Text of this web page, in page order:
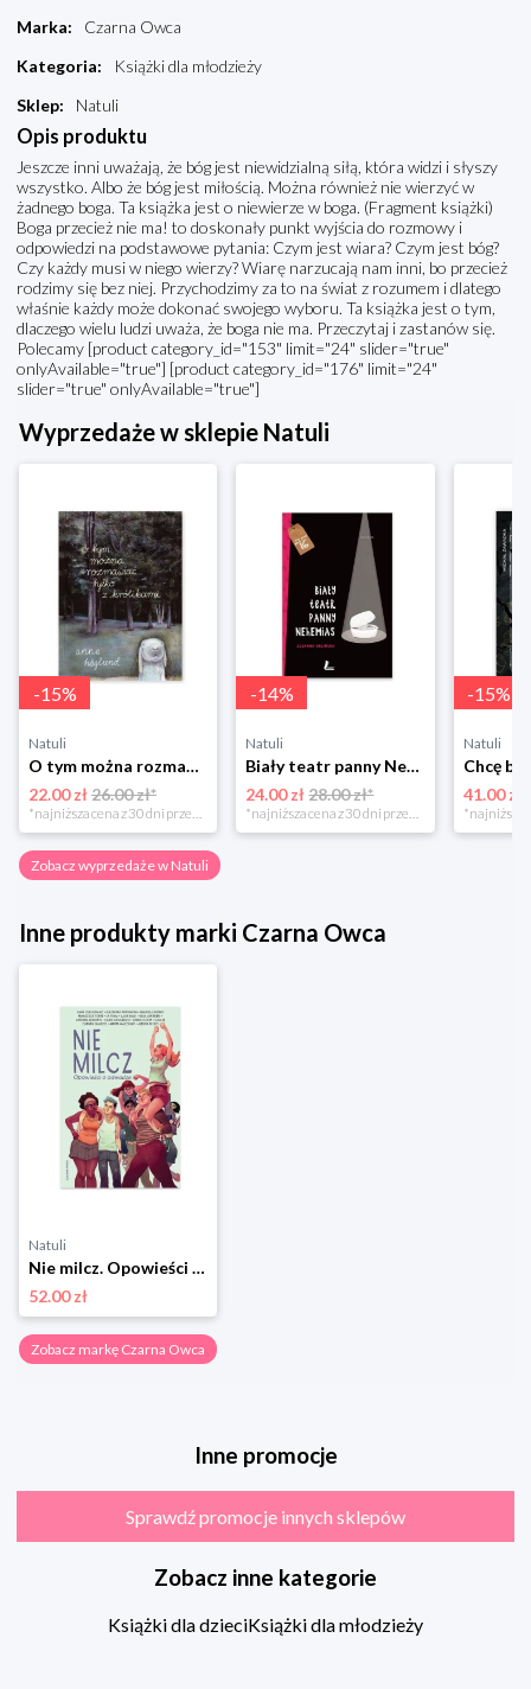
Marka:
Czarna Owca
Kategoria:
Książki dla młodzieży
Sklep: Natuli
Opis produktu
Jeszcze inni uważają, że bóg jest niewidzialną siłą, która widzi i słyszy
wszystko. Albo że bóg jest miłością. Można również nie wierzyć w
żadnego boga. Ta książka jest o niewierze w boga. (Fragment książki)
Boga przecież nie ma! to doskonały punkt wyjścia do rozmowy i
odpowiedzi na podstawowe pytania: Czym jest wiara? Czym jest bóg?
Czy każdy musi w niego wierzy? Wiarę narzucają nam inni, bo przecież
rodzimy się bez niej. Przychodzimy za to na świat z rozumem i dlatego
właśnie każdy może dokonać swojego wyboru. Ta książka jest o tym,
dlaczego wielu ludzi uważa, że boga nie ma. Przeczytaj i zastanów się.
Polecamy [product category_id="153" limit="24" slider="true"
onlyAvailable="true"] [product category_id="176" limit="24"
slider="true" onlyAvailable="true"]
Wyprzedaże w sklepie Natuli
-15%
Natuli
O tym można rozmawiać tylko z królikami Zakamarki
22.00 zł26.00 zł*
*najniższa cena z 30 dni przed obniżką
-14%
Natuli
Biały teatr panny Nehemias
24.00 zł 28.00 zł*
*najniższa cena z 30 dni przed obniżką
-15%
Natuli
41.00 zł
Zobacz wyprzedaże w Natuli
Inne produkty marki Czarna Owca
Natuli
Nie milcz. Opowieści o odwadze Czarna owca
52.00 zł
Zobacz markę Czarna Owca
Inne promocje
Sprawdź promocje innych sklepów
Zobacz inne kategorie
Książki dla dzieciKsiążki dla młodzieży